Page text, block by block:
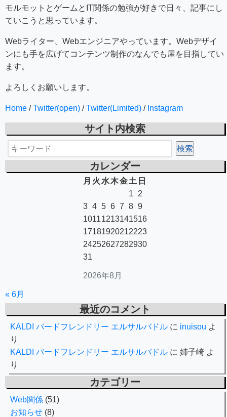
モルモットとゲームとIT関係の勉強が好きで日々、記事にし
ていこうと思っています。
Webライター、Webエンジニアやっています。Webデザイ
ンにも手を広げてコンテンツ制作のなんでも屋を目指してい
ます。
よろしくお願いします。
Home /Twitter(open) /Twitter(Limited) / Instagram
サイト内検索
カレンダー
2026年8月
月 火 水木金 土 日
1
2
3 4 5 6 7 8 9
10111213141516
17181920212223
24252627282930
31
« 6月
最近のコメント
KALDI バードフレンドリー エルサルバドル に inuisou よ
り
KALDI バードフレンドリー エルサルバドル に 姉子崎 よ
り
カテゴリー
Web関係 (51)
お知らせ (8)